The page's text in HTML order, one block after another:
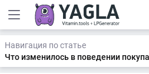
Навигация по статье
Что изменилось в поведении